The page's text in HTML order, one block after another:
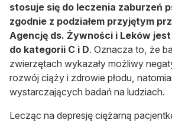
stosuje się do leczenia zaburzeń
zgodnie z podziałem przyjętym
Agencję ds. Żywności i Leków
do kategorii C i D. Oznacza to, że
zwierzętach wykazały możliwy
rozwój ciąży i zdrowie płodu,
wystarczających badań na ludziach.
Lecząc na depresję ciężarną